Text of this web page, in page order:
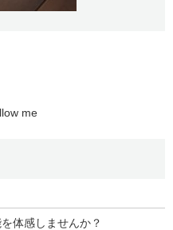
me
体感しませんか？